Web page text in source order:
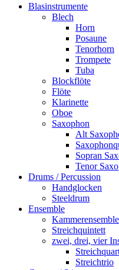
Blasinstrumente
Blech
Horn
Posaune
Tenorhorn
Trompete
Tuba
Blockflöte
Flöte
Klarinette
Oboe
Saxophon
Alt
Sopran
Tenor
Drums / Percussion
Handglocken
Steeldrum
Ensemble
Kammerensemble
Streichquintett
zwei, drei, vier
Streichtrio